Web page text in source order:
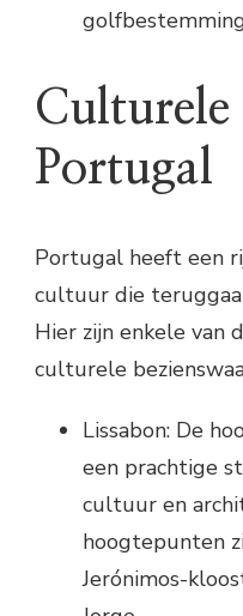
Culturele
Portugal
Portugal heeft een
cultuur die
Hier zijn enkele van
culturele
Lissabon: De
een prachtige
cultuur en
hoogtepunten
Jerónimos-